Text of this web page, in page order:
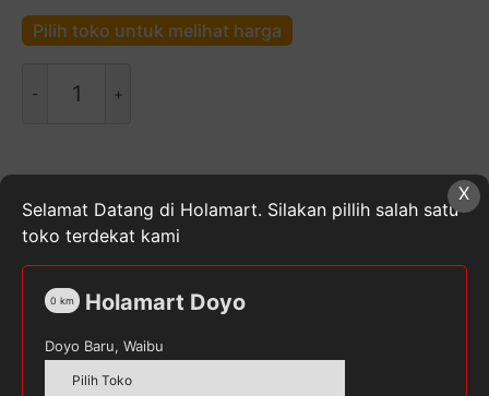
Pilih toko untuk melihat harga
NESCAFÉ
17.5
gr
Makanan & Minuman
Instan,Makanan, Minuman, & Buah Segar,Minuman
Instan Tag:NESCAFE
X
Selamat Datang di Holamart. Silakan pillih salah satu
toko terdekat kami
Holamart Doyo
0 km
Doyo Baru, Waibu
Pilih Toko